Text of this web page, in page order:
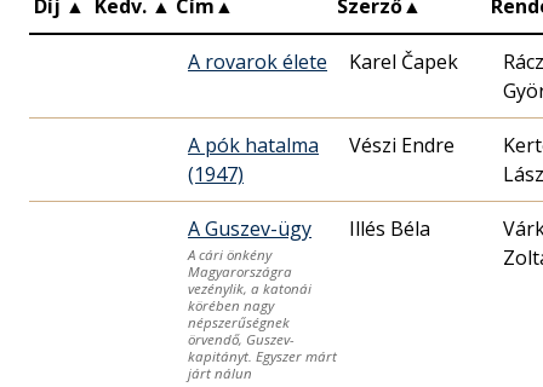
Díj ▲ Kedv. ▲ Cím▲ Szerző▲
A rovarok élete Karel Čapek
Rácz
A pók hatalma
(1947)
Vészi Endre
A Guszev-ügy
A cári önkény
Magyarországra
vezénylik, a katonái
körében nagy
népszerűségnek
örvendő, Guszev-
kapitányt. Egyszer márt
járt nálun
Illés Béla